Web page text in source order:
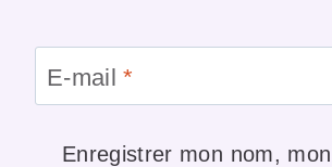
E-mail*
Enregistrer mon nom,